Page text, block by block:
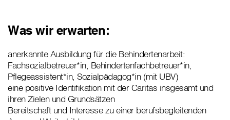
Was wir erwarten:
anerkannte Ausbildung für die Behindertenarbeit:
Fachsozialbetreuer*in, Behindertenfachbetreuer*in,
Pflegeassistent*in, Sozialpädagog*in (mit UBV)
eine positive Identifikation mit der Caritas insgesamt und
ihren Zielen und Grundsätzen
Bereitschaft und Interesse zu einer berufsbegleitenden